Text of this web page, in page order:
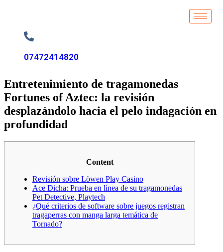
07472414820
Entretenimiento de tragamonedas
Fortunes of Aztec: la revisión
desplazándolo hacia el pelo indagación en
profundidad
Content
Revisión sobre Löwen Play Casino
Ace Dicha: Prueba en línea de su tragamonedas
Pet Detective, Playtech
¿Qué criterios de software sobre juegos registran
tragaperras con manga larga temática de
Tornado?